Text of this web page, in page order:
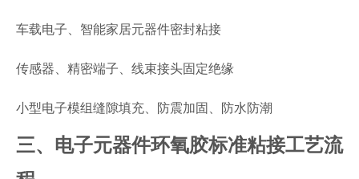
车载电子、智能家居元器件密封粘接
传感器、精密端子、线束接头固定绝缘
小型电子模组缝隙填充、防震加固、防水防潮
三、电子元器件环氧胶标准粘接工艺流